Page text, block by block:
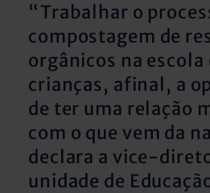
“Trabalhar o
compostagem de
orgânicos na escola
crianças, afinal, a
de ter uma relação
com o que vem da
declara a vice-
unidade de